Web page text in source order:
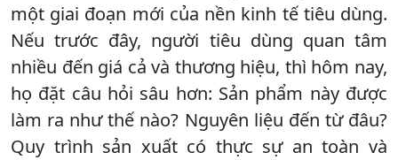
một giai đoạn mới của nền kinh tế tiêu dùng.
Nếu trước đây, người tiêu dùng quan tâm
nhiều đến giá cả và thương hiệu, thì hôm nay,
họ đặt câu hỏi sâu hơn: Sản phẩm này được
làm ra như thế nào? Nguyên liệu đến từ đâu?
Quy trình sản xuất có thực sự an toàn và